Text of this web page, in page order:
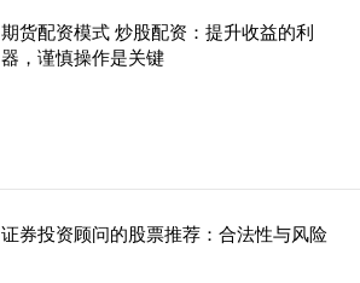
期货配资模式 炒股配资：提升收益的利
器，谨慎操作是关键
证券投资顾问的股票推荐：合法性与风险